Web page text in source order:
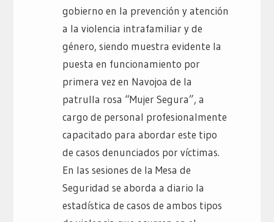
gobierno en la prevención y atención
a la violencia intrafamiliar y de
género, siendo muestra evidente la
puesta en funcionamiento por
primera vez en Navojoa de la
patrulla rosa “Mujer Segura”, a
cargo de personal profesionalmente
capacitado para abordar este tipo
de casos denunciados por víctimas.
En las sesiones de la Mesa de
Seguridad se aborda a diario la
estadística de casos de ambos tipos